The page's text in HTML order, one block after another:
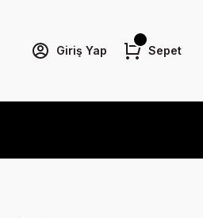
Giriş Yap Sepet